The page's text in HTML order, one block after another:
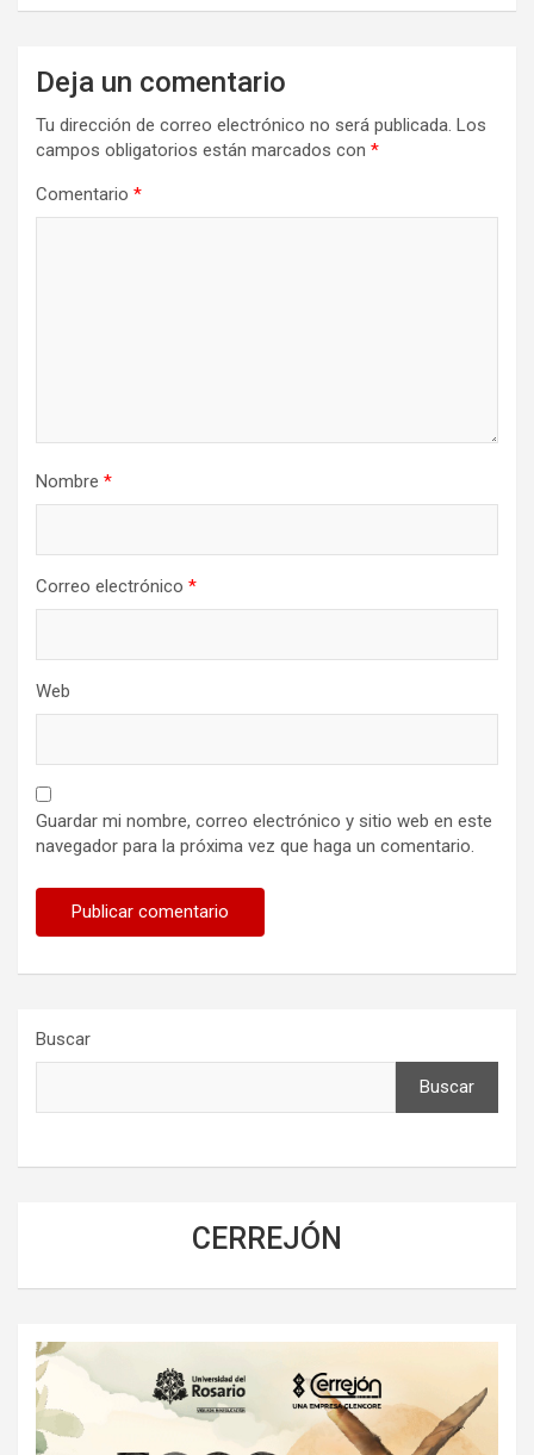
Deja un comentario
Tu dirección de correo electrónico no será publicada. Los
campos obligatorios están marcados con *
Comentario *
Nombre *
Correo electrónico *
Web
Guardar mi nombre, correo electrónico y sitio web en este
navegador para la próxima vez que haga un comentario.
Buscar
Buscar
CERREJÓN